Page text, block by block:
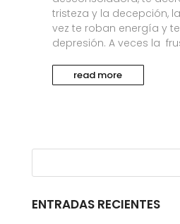
tristeza y la decepción,
vez te roban energía y
depresión. A veces la
read more
ENTRADAS RECIENTES